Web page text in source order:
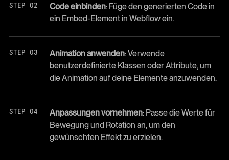
Code einbinden: Füge den generierten Code in
ein Embed-Element in Webflow ein.
Animation anwenden: Verwende
benutzerdefinierte Klassen oder Attribute, um
die Animation auf deine Elemente anzuwenden.
Anpassungen vornehmen: Passe die Werte für
Bewegung und Rotation an, um den
gewünschten Effekt zu erzielen.